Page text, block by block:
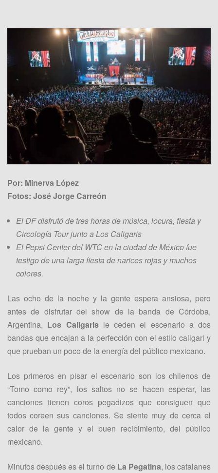
Por: Minerva López
Fotos: José Jorge Carreón
El DF disfrutó de tres horas de música, locura, fiesta y
Circología Tour junto a Los Caligaris
El Pepsi Center del WTC en la ciudad de México fue
testigo de una larga fiesta de narices rojas y muchos
colores.
Las ocho de la noche y la gente espera ansiosa, pero
antes de disfrutar del show de la banda de Córdoba,
Argentina, Los Caligarisle ceden el escenario a dos
bandas que encajan a la perfección con el estilo caligari y
que prueban un poco de la energía del público mexicano.
Los primeros en pisar el escenario son los chilenos de
“Tomo como rey”, los saltos no se hacen esperar, las
canciones tienen coros pegadizos que consiguen que
todos coreen sus canciones. Se siente muy de cerca el
calor de la gente y el buen recibimiento, del público
mexicano.
Minutos después es el turno de La Pegatina, los catalanes